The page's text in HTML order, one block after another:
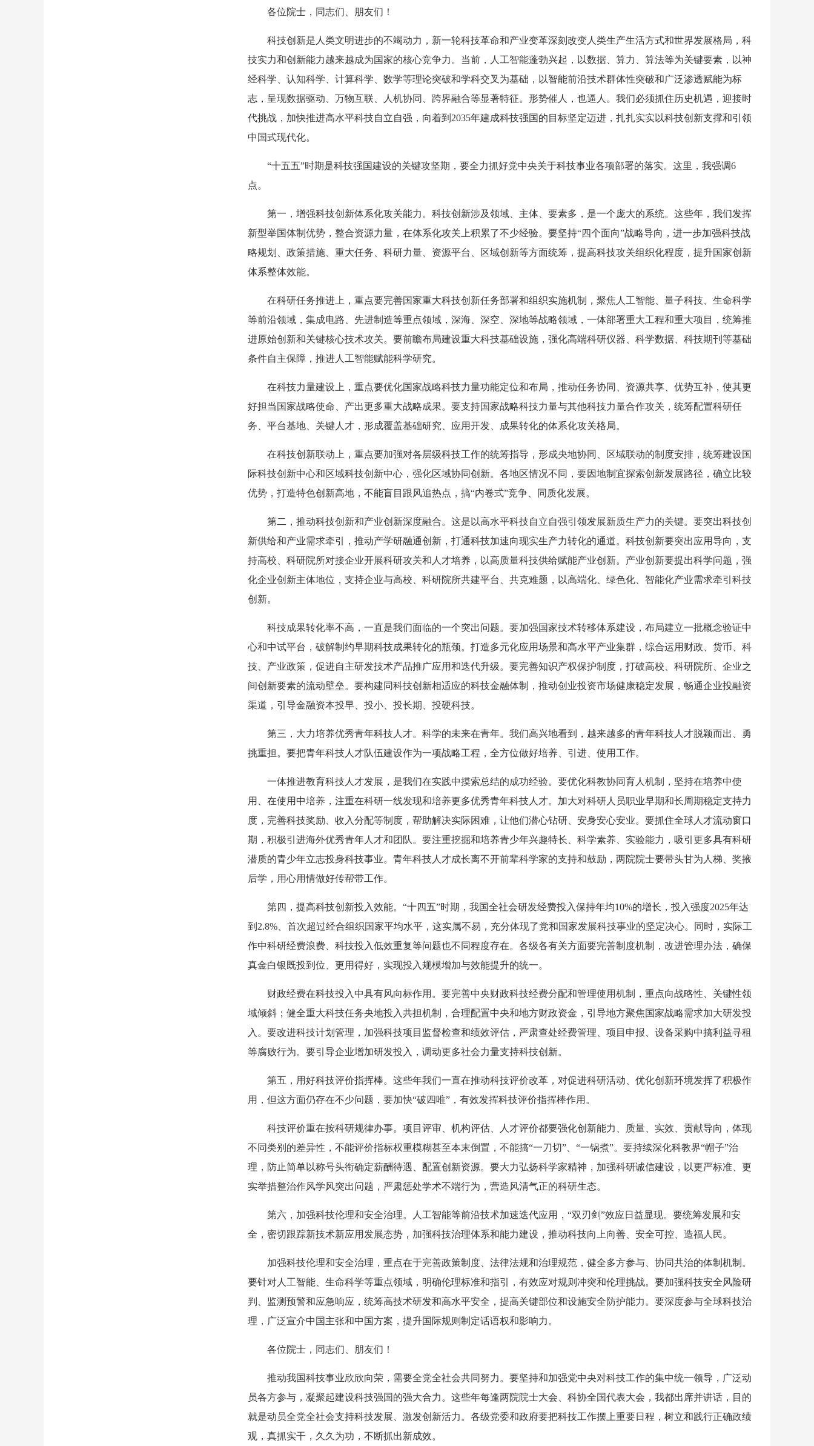
各位院士，同志们、朋友们！
科技创新是人类文明进步的不竭动力，新一轮科技革命和产业变革深刻改变人类生产生活方式和世界发展格局，科
技实力和创新能力越来越成为国家的核心竞争力。当前，人工智能蓬勃兴起，以数据、算力、算法等为关键要素，以神
经科学、认知科学、计算科学、数学等理论突破和学科交叉为基础，以智能前沿技术群体性突破和广泛渗透赋能为标
志，呈现数据驱动、万物互联、人机协同、跨界融合等显著特征。形势催人，也逼人。我们必须抓住历史机遇，迎接时
代挑战，加快推进高水平科技自立自强，向着到2035年建成科技强国的目标坚定迈进，扎扎实实以科技创新支撑和引领
中国式现代化。
“十五五”时期是科技强国建设的关键攻坚期，要全力抓好党中央关于科技事业各项部署的落实。这里，我强调6
点。
第一，增强科技创新体系化攻关能力。科技创新涉及领域、主体、要素多，是一个庞大的系统。这些年，我们发挥
新型举国体制优势，整合资源力量，在体系化攻关上积累了不少经验。要坚持“四个面向”战略导向，进一步加强科技战
略规划、政策措施、重大任务、科研力量、资源平台、区域创新等方面统筹，提高科技攻关组织化程度，提升国家创新
体系整体效能。
在科研任务推进上，重点要完善国家重大科技创新任务部署和组织实施机制，聚焦人工智能、量子科技、生命科学
等前沿领域，集成电路、先进制造等重点领域，深海、深空、深地等战略领域，一体部署重大工程和重大项目，统筹推
进原始创新和关键核心技术攻关。要前瞻布局建设重大科技基础设施，强化高端科研仪器、科学数据、科技期刊等基础
条件自主保障，推进人工智能赋能科学研究。
在科技力量建设上，重点要优化国家战略科技力量功能定位和布局，推动任务协同、资源共享、优势互补，使其更
好担当国家战略使命、产出更多重大战略成果。要支持国家战略科技力量与其他科技力量合作攻关，统筹配置科研任
务、平台基地、关键人才，形成覆盖基础研究、应用开发、成果转化的体系化攻关格局。
在科技创新联动上，重点要加强对各层级科技工作的统筹指导，形成央地协同、区域联动的制度安排，统筹建设国
际科技创新中心和区域科技创新中心，强化区域协同创新。各地区情况不同，要因地制宜探索创新发展路径，确立比较
优势，打造特色创新高地，不能盲目跟风追热点，搞“内卷式”竞争、同质化发展。
第二，推动科技创新和产业创新深度融合。这是以高水平科技自立自强引领发展新质生产力的关键。要突出科技创
新供给和产业需求牵引，推动产学研融通创新，打通科技加速向现实生产力转化的通道。科技创新要突出应用导向，支
持高校、科研院所对接企业开展科研攻关和人才培养，以高质量科技供给赋能产业创新。产业创新要提出科学问题，强
化企业创新主体地位，支持企业与高校、科研院所共建平台、共克难题，以高端化、绿色化、智能化产业需求牵引科技
创新。
科技成果转化率不高，一直是我们面临的一个突出问题。要加强国家技术转移体系建设，布局建立一批概念验证中
心和中试平台，破解制约早期科技成果转化的瓶颈。打造多元化应用场景和高水平产业集群，综合运用财政、货币、科
技、产业政策，促进自主研发技术产品推广应用和迭代升级。要完善知识产权保护制度，打破高校、科研院所、企业之
间创新要素的流动壁垒。要构建同科技创新相适应的科技金融体制，推动创业投资市场健康稳定发展，畅通企业投融资
渠道，引导金融资本投早、投小、投长期、投硬科技。
第三，大力培养优秀青年科技人才。科学的未来在青年。我们高兴地看到，越来越多的青年科技人才脱颖而出、勇
挑重担。要把青年科技人才队伍建设作为一项战略工程，全方位做好培养、引进、使用工作。
一体推进教育科技人才发展，是我们在实践中摸索总结的成功经验。要优化科教协同育人机制，坚持在培养中使
用、在使用中培养，注重在科研一线发现和培养更多优秀青年科技人才。加大对科研人员职业早期和长周期稳定支持力
度，完善科技奖励、收入分配等制度，帮助解决实际困难，让他们潜心钻研、安身安心安业。要抓住全球人才流动窗口
期，积极引进海外优秀青年人才和团队。要注重挖掘和培养青少年兴趣特长、科学素养、实验能力，吸引更多具有科研
潜质的青少年立志投身科技事业。青年科技人才成长离不开前辈科学家的支持和鼓励，两院院士要带头甘为人梯、奖掖
后学，用心用情做好传帮带工作。
第四，提高科技创新投入效能。“十四五”时期，我国全社会研发经费投入保持年均10%的增长，投入强度2025年达
到2.8%、首次超过经合组织国家平均水平，这实属不易，充分体现了党和国家发展科技事业的坚定决心。同时，实际工
作中科研经费浪费、科技投入低效重复等问题也不同程度存在。各级各有关方面要完善制度机制，改进管理办法，确保
真金白银既投到位、更用得好，实现投入规模增加与效能提升的统一。
财政经费在科技投入中具有风向标作用。要完善中央财政科技经费分配和管理使用机制，重点向战略性、关键性领
域倾斜；健全重大科技任务央地投入共担机制，合理配置中央和地方财政资金，引导地方聚焦国家战略需求加大研发投
入。要改进科技计划管理，加强科技项目监督检查和绩效评估，严肃查处经费管理、项目申报、设备采购中搞利益寻租
等腐败行为。要引导企业增加研发投入，调动更多社会力量支持科技创新。
第五，用好科技评价指挥棒。这些年我们一直在推动科技评价改革，对促进科研活动、优化创新环境发挥了积极作
用，但这方面仍存在不少问题，要加快“破四唯”，有效发挥科技评价指挥棒作用。
科技评价重在按科研规律办事。项目评审、机构评估、人才评价都要强化创新能力、质量、实效、贡献导向，体现
不同类别的差异性，不能评价指标权重模糊甚至本末倒置，不能搞“一刀切”、“一锅煮”。要持续深化科教界“帽子”治
理，防止简单以称号头衔确定薪酬待遇、配置创新资源。要大力弘扬科学家精神，加强科研诚信建设，以更严标准、更
实举措整治作风学风突出问题，严肃惩处学术不端行为，营造风清气正的科研生态。
第六，加强科技伦理和安全治理。人工智能等前沿技术加速迭代应用，“双刃剑”效应日益显现。要统筹发展和安
全，密切跟踪新技术新应用发展态势，加强科技治理体系和能力建设，推动科技向上向善、安全可控、造福人民。
加强科技伦理和安全治理，重点在于完善政策制度、法律法规和治理规范，健全多方参与、协同共治的体制机制。
要针对人工智能、生命科学等重点领域，明确伦理标准和指引，有效应对规则冲突和伦理挑战。要加强科技安全风险研
判、监测预警和应急响应，统筹高技术研发和高水平安全，提高关键部位和设施安全防护能力。要深度参与全球科技治
理，广泛宣介中国主张和中国方案，提升国际规则制定话语权和影响力。
各位院士，同志们、朋友们！
推动我国科技事业欣欣向荣，需要全党全社会共同努力。要坚持和加强党中央对科技工作的集中统一领导，广泛动
员各方参与，凝聚起建设科技强国的强大合力。这些年每逢两院院士大会、科协全国代表大会，我都出席并讲话，目的
就是动员全党全社会支持科技发展、激发创新活力。各级党委和政府要把科技工作摆上重要日程，树立和践行正确政绩
观，真抓实干，久久为功，不断抓出新成效。